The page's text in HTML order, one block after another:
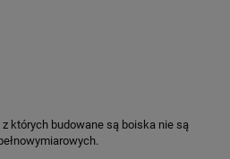
których budowane są boiska nie są